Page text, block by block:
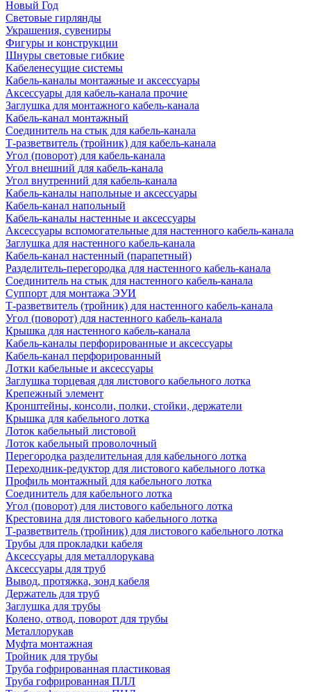
Новый Год
Световые гирлянды
Украшения, сувениры
Фигуры и конструкции
Шнуры световые гибкие
Кабеленесущие системы
Кабель-каналы монтажные и аксессуары
Аксессуары для кабель-канала прочие
Заглушка для монтажного кабель-канала
Кабель-канал монтажный
Соединитель на стык для кабель-канала
Т-разветвитель (тройник) для кабель-канала
Угол (поворот) для кабель-канала
Угол внешний для кабель-канала
Угол внутренний для кабель-канала
Кабель-каналы напольные и аксессуары
Кабель-канал напольный
Кабель-каналы настенные и аксессуары
Аксессуары вспомогательные для настенного кабель-канала
Заглушка для настенного кабель-канала
Кабель-канал настенный (парапетный)
Разделитель-перегородка для настенного кабель-канала
Соединитель на стык для настенного кабель-канала
Суппорт для монтажа ЭУИ
Т-разветвитель (тройник) для настенного кабель-канала
Угол (поворот) для настенного кабель-канала
Крышка для настенного кабель-канала
Кабель-каналы перфорированные и аксессуары
Кабель-канал перфорированный
Лотки кабельные и аксессуары
Заглушка торцевая для листового кабельного лотка
Крепежный элемент
Кронштейны, консоли, полки, стойки, держатели
Крышка для кабельного лотка
Лоток кабельный листовой
Лоток кабельный проволочный
Перегородка разделительная для кабельного лотка
Переходник-редуктор для листового кабельного лотка
Профиль монтажный для кабельного лотка
Соединитель для кабельного лотка
Угол (поворот) для листового кабельного лотка
Крестовина для листового кабельного лотка
Т-разветвитель (тройник) для листового кабельного лотка
Трубы для прокладки кабеля
Аксессуары для металлорукава
Аксессуары для труб
Вывод, протяжка, зонд кабеля
Держатель для труб
Заглушка для трубы
Колено, отвод, поворот для трубы
Металлорукав
Муфта монтажная
Тройник для трубы
Труба гофрированная пластиковая
Труба гофрированная ПЛЛ